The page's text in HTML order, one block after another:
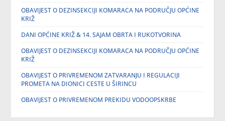
OBAVIJEST O DEZINSEKCIJI KOMARACA NA PODRUČJU OPĆINE
KRIŽ
DANI OPĆINE KRIŽ & 14. SAJAM OBRTA I RUKOTVORINA
OBAVIJEST O DEZINSEKCIJI KOMARACA NA PODRUČJU OPĆINE
KRIŽ
OBAVIJEST O PRIVREMENOM ZATVARANJU I REGULACIJI
PROMETA NA DIONICI CESTE U ŠIRINCU
OBAVIJEST O PRIVREMENOM PREKIDU VODOOPSKRBE